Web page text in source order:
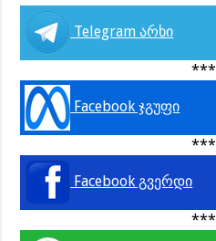
Telegram არხი
***
Facebook ჯგუფი
***
Facebook გვერდი
***